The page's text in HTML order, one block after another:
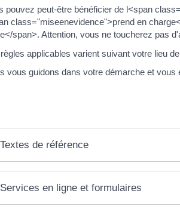
pouvez peut-être bénéficier de l<span
class="miseenevidence">prend en
span>. Attention, vous ne toucherez pas
applicables varient suivant votre lieu
vous guidons dans votre démarche et vous
Textes de référence
Services en ligne et formulaires